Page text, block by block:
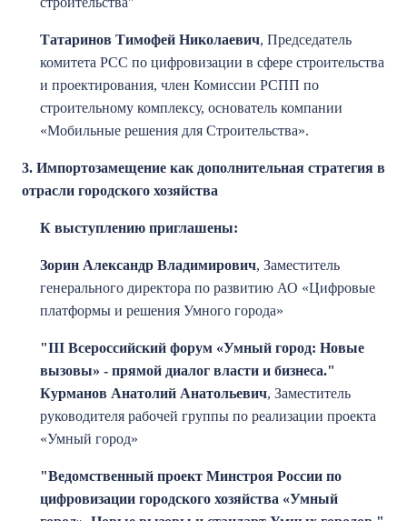
Татаринов Тимофей Николаевич, Председатель
комитета РСС по цифровизации в сфере строительства
и проектирования, член Комиссии РСПП по
строительному комплексу, основатель компании
«Мобильные решения для Строительства».
3. Импортозамещение как дополнительная стратегия в
отрасли городского хозяйства
К выступлению приглашены:
Зорин Александр Владимирович, Заместитель
генерального директора по развитию АО «Цифровые
платформы и решения Умного города»
"III Всероссийский форум «Умный город: Новые
вызовы» - прямой диалог власти и бизнеса."
Курманов Анатолий Анатольевич, Заместитель
руководителя рабочей группы по реализации проекта
«Умный город»
"Ведомственный проект Минстроя России по
цифровизации городского хозяйства «Умный